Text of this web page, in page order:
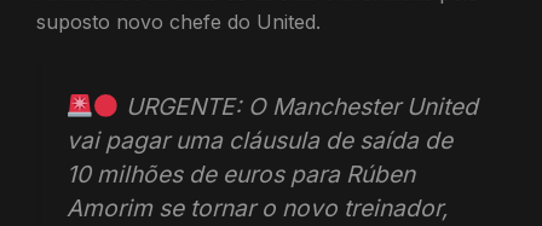
suposto novo chefe do United.
URGENTE: O Manchester United
vai pagar uma cláusula de saída de
10 milhões de euros para Rúben
Amorim se tornar o novo treinador,